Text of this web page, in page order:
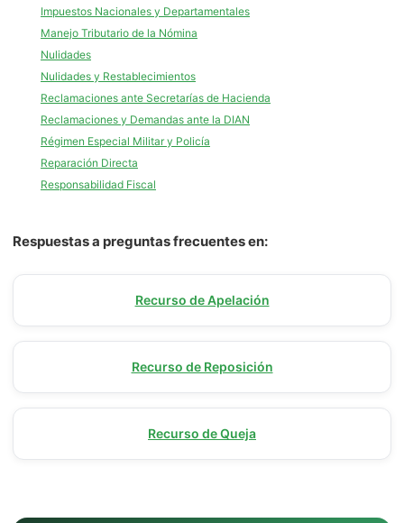
Impuestos Nacionales y Departamentales
Manejo Tributario de la Nómina
Nulidades
Nulidades y Restablecimientos
Reclamaciones ante Secretarías de Hacienda
Reclamaciones y Demandas ante la DIAN
Régimen Especial Militar y Policía
Reparación Directa
Responsabilidad Fiscal
Respuestas a preguntas frecuentes en:
Recurso de Apelación
Recurso de Reposición
Recurso de Queja